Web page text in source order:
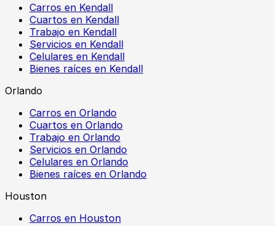
Carros en Kendall
Cuartos en Kendall
Trabajo en Kendall
Servicios en Kendall
Celulares en Kendall
Bienes raíces en Kendall
Orlando
Carros en Orlando
Cuartos en Orlando
Trabajo en Orlando
Servicios en Orlando
Celulares en Orlando
Bienes raíces en Orlando
Houston
Carros en Houston